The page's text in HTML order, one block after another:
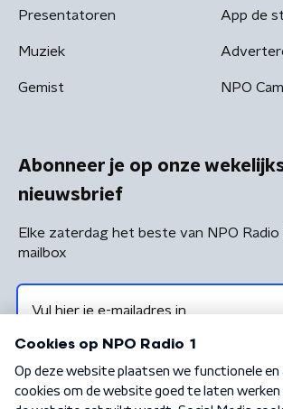
Presentatoren
Muziek
Gemist
App de
NPO
Abonneer je op onze
nieuwsbrief
Elke zaterdag het beste van NPO Radio
mailbox